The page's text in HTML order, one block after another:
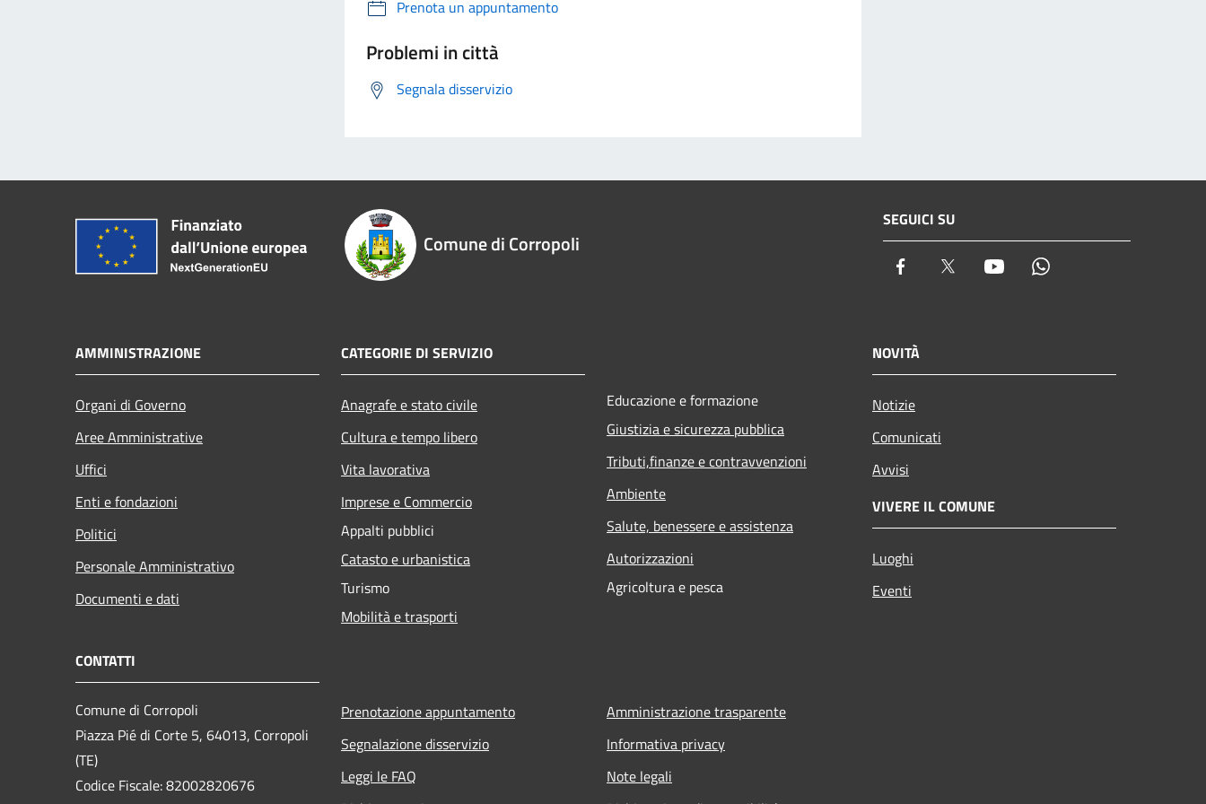
Prenota un appuntamento
Problemi in città
Segnala disservizio
Comune di Corropoli
SEGUICI SU
Facebook Twitter Youtube
AMMINISTRAZIONE
Organi di Governo
Aree Amministrative
Uffici
Enti e fondazioni
Politici
Personale Amministrativo
Documenti e dati
CATEGORIE DI SERVIZIO
Anagrafe e stato civile
Cultura e tempo libero
Vita lavorativa
Imprese e Commercio
Appalti pubblici
Catasto e urbanistica
Turismo
Mobilità e trasporti
Educazione e formazione
Giustizia e sicurezza pubblica
Tributi,finanze e contravvenzioni
Ambiente
Salute, benessere e assistenza
Autorizzazioni
Agricoltura e pesca
NOVITÀ
Notizie
Comunicati
Avvisi
VIVERE IL COMUNE
Luoghi
Eventi
CONTATTI
Comune di Corropoli
Piazza Pié di Corte 5, 64013, Corropoli
(TE)
Codice Fiscale: 82002820676
Prenotazione appuntamento
Segnalazione disservizio
Leggi le FAQ
Amministrazione trasparente
Informativa privacy
Note legali